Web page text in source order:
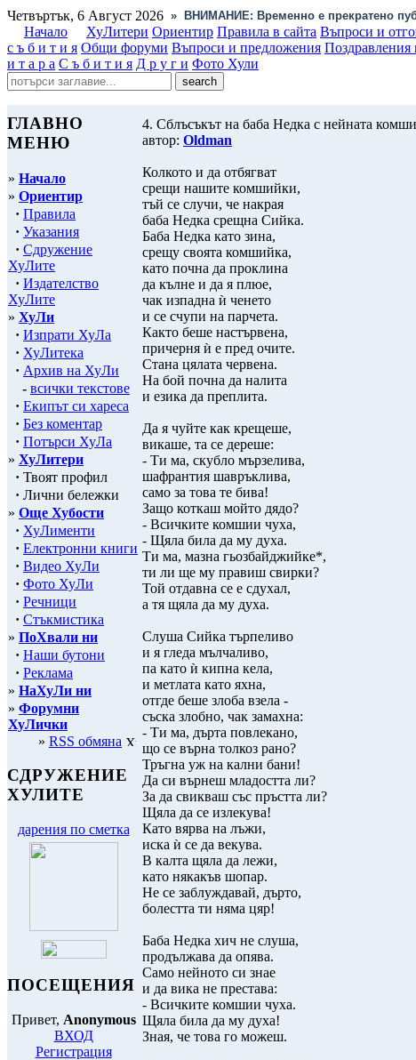
Четвъртък, 6 Август 2026 » ВНИМАНИЕ: Временно е прекратено
Начало
ХуЛитери Ориентир Правила в сайта Въпроси и
с ъ б и т и я Общи форуми Въпроси и предложения Поздравления
и т а р а С ъ б и т и я Д р у г и Фото Хули
ГЛАВНО
МЕНЮ
» Начало
» Ориентир
· Правила
· Указания
· Сдружение
ХуЛите
· Издателство
ХуЛите
» ХуЛи
· Изпрати ХуЛа
· ХуЛитека
· Архив на ХуЛи
- всички текстове
· Екипът си хареса
· Без коментар
· Потърси ХуЛа
» ХуЛитери
· Твоят профил
· Лични бележки
» Още Хубости
· ХуЛименти
· Електронни книги
· Видео ХуЛи
· Фото ХуЛи
· Речници
· Стъкмистика
» ПоХвали ни
· Наши бутони
· Реклама
» НаХуЛи ни
» Форумни
ХуЛички
» RSS обмяна
СДРУЖЕНИЕ
ХУЛИТЕ
дарения по сметка
ПОСЕЩЕНИЯ
Привет, Anonymous
ВХОД
Регистрация
4. Сблъсъкът на баба Недка с нейната
автор: Oldman
Колкото и да отбягват
срещи нашите комшийки,
тъй се случи, че накрая
баба Недка срещна Сийка.
Баба Недка като зина,
срещу своята комшийка,
като почна да проклина
да кълне и да я плюе,
чак изпадна ѝ ченето
и се счупи на парчета.
Както беше настървена,
причерня ѝ е пред очите.
Стана цялата червена.
На бой почна да налита
и езика да преплита.
Да я чуйте как крещеше,
викаше, та се дереше:
- Ти ма, скубло мързелива,
шафрантия шавръклива,
само за това те бива!
Защо коткаш мойто дядо?
- Всичките комшии чуха,
- Щяла била да му духа.
Ти ма, мазна гьозбайджийке*,
ти ли ще му правиш свирки?
Той отдавна се е сдухал,
а тя щяла да му духа.
Слуша Сийка търпеливо
и я гледа мълчаливо,
па като ѝ кипна кела,
и метлата като яхна,
отгде беше злоба взела -
съска злобно, чак замахна:
- Ти ма, дърта повлекано,
що се върна толкоз рано?
Тръгна уж на кални бани!
Да си върнеш младостта ли?
За да свикваш със пръстта ли?
Щяла да се излекува!
Като вярва на лъжи,
иска ѝ се да векува.
В калта щяла да лежи,
като някакъв шопар.
Не се заблуждавай, дърто,
болестта ти няма цяр!
Баба Недка хич не слуша,
продължава да опява.
Само нейното си знае
и да вика не престава:
- Всичките комшии чуха.
Щяла била да му духа!
Зная, че това го можеш.